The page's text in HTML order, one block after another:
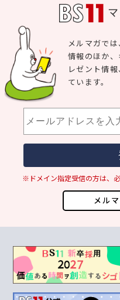
メル
メルマガで
情報のほか
レゼント情
ています。
※ドメイン指定受信の方は、